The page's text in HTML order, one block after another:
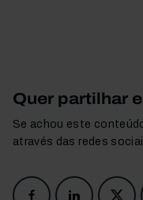
Quer partilhar
Se achou este
através das redes